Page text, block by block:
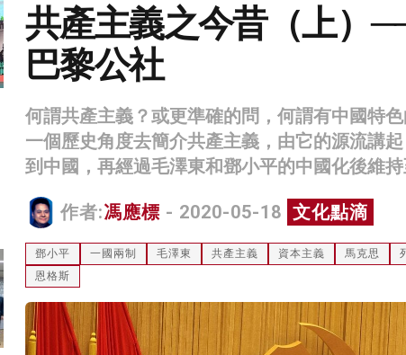
共產主義之今昔（上）
巴黎公社
何謂共產主義？或更準確的問，何謂有中國特
一個歷史角度去簡介共產主義，由它的源流講
到中國，再經過毛澤東和鄧小平的中國化後維持
作者:馮應標 - 2020-05-18 文化點滴
鄧小平 一國兩制 毛澤東 共產主義 資本主義 馬克思
恩格斯